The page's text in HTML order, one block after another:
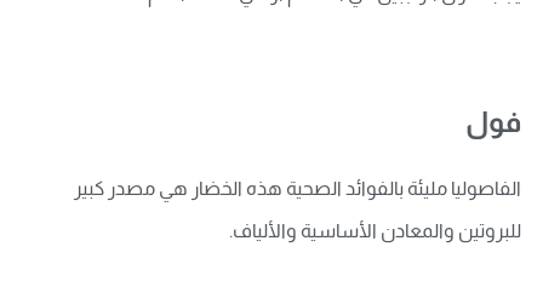
فول
الفاصوليا مليئة بالفوائد الصحية هذه الخضار هي مصدر كبير
للبروتين والمعادن الأساسية والألياف.